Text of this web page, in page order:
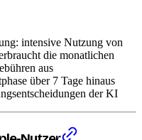
intensive Nutzung von
die monatlichen
aus
über 7 Tage hinaus
der KI